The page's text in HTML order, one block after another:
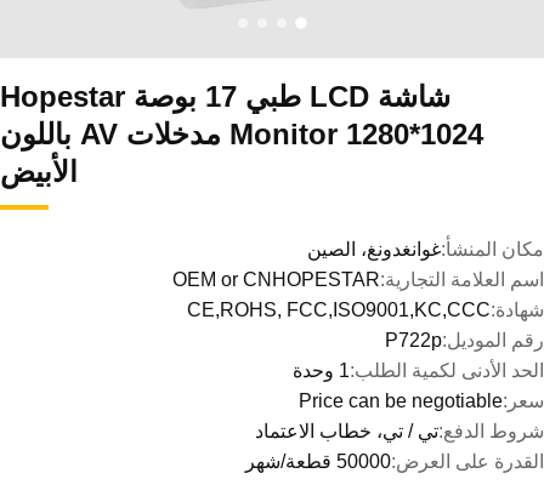
شاشة LCD طبي 17 بوصة Hopestar
Monitor 1280*1024 مدخلات AV باللون
الأبيض
مكان المنشأ:غوانغدونغ، الصين
اسم العلامة التجارية:OEM or CNHOPESTAR
شهادة:CE,ROHS, FCC,ISO9001,KC,CCC
رقم الموديل:P722p
الحد الأدنى لكمية الطلب:1 وحدة
سعر:Price can be negotiable
شروط الدفع:تي / تي، خطاب الاعتماد
القدرة على العرض:50000 قطعة/شهر